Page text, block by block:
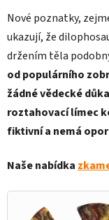
Nové poznatky,
ukazují, že
držením těla
od populárního
žádné vědecké
roztahovací límec
fiktivní a nemá
Naše nabídka